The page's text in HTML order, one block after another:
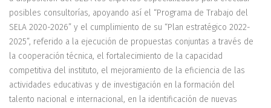
posibles consultorías, apoyando así el “Programa de Trabajo del
SELA 2020-2026” y el cumplimiento de su “Plan estratégico 2022-
2025”, referido a la ejecución de propuestas conjuntas a través de
la cooperación técnica, el fortalecimiento de la capacidad
competitiva del instituto, el mejoramiento de la eficiencia de las
actividades educativas y de investigación en la formación del
talento nacional e internacional, en la identificación de nuevas